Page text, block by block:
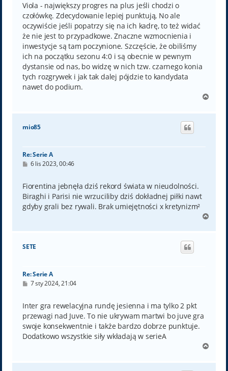
Viola - największy progres na plus jeśli chodzi o
czołówkę. Zdecydowanie lepiej punktują, No ale
oczywiście jeśli popatrzy się na ich kadrę, to też widać
że nie jest to przypadkowe. Znaczne wzmocnienia i
inwestycje są tam poczynione. Szczęście, że obiliśmy
ich na początku sezonu 4:0 i są obecnie w pewnym
dystansie od nas, bo widzę w nich tzw. czarnego konia
tych rozgrywek i jak tak dalej pójdzie to kandydata
nawet do podium.
g
mio85
Re: Serie A
P
t
6 lis 2023, 00:46
Fiorentina jebnęła dziś rekord świata w nieudolności.
Biraghi i Parisi nie wrzuciliby dziś dokładnej piłki nawt
gdyby grali bez rywali. Brak umiejętności x kretynizm²
g
SETE
Re: Serie A
P
t
7 sty 2024, 21:04
Inter gra rewelacyjna rundę jesienna i ma tylko 2 pkt
przewagi nad Juve. To nie ukrywam martwi bo juve gra
swoje konsekwentnie i także bardzo dobrze punktuje.
Dodatkowo wszystkie siły wkładają w serieA
g